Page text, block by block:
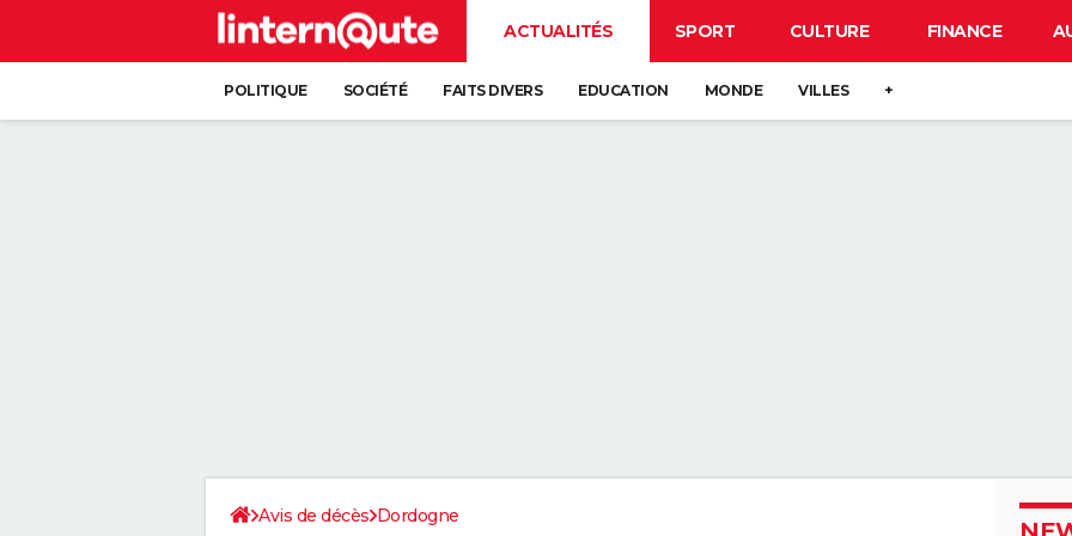
ACTUALITÉS SPORT CULTURE FINANCE
POLITIQUE SOCIÉTÉ FAITS DIVERS EDUCATION MONDE VILLES +
Avis de décès Dordogne